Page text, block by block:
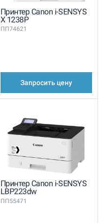
Принтер Canon i-SENSYS
X 1238P
ПП74621
Запросить цену
Принтер Canon i-SENSYS
LBP223dw
ПП55471